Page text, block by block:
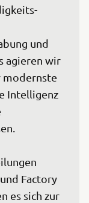
und
agieren wir
Intelligenz
Factory
es sich zur